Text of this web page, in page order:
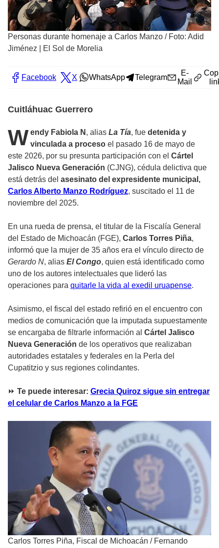
Personas durante homenaje a Carlos Manzo / Foto: Adid
Jiménez | El Sol de Morelia
Facebook X WhatsApp Telegram
E-
Mail
Cuitláhuac Guerrero
W endy Fabiola N , alias La Tía, fue detenida y
vinculada a proceso el pasado 16 de mayo de
este 2026, por su presunta participación con el Cártel
Jalisco Nueva Generación (CJNG), cédula delictiva que
está detrás del asesinato del expresidente municipal,
Carlos Alberto Manzo Rodríguez, suscitado el 11 de
noviembre del 2025.
En una rueda de prensa, el titular de la Fiscalía General
del Estado de Michoacán (FGE), Carlos Torres Piña,
informó que la mujer de 35 años era el vínculo directo de
Gerardo N, alias El Congo, quien está identificado como
uno de los autores intelectuales que lideró las
operaciones para quitarle la vida al exedil uruapense.
Asimismo, el fiscal del estado refirió en el encuentro con
medios de comunicación que la imputada supuestamente
se encargaba de filtrarle información al Cártel Jalisco
Nueva Generación de los operativos que realizaban
autoridades estatales y federales en la Perla del
Cupatitzio y sus regiones colindantes.
⏩ Te puede interesar: Grecia Quiroz sigue sin entregar
el celular de Carlos Manzo a la FGE
Carlos Torres Piña, Fiscal de Michoacán / Fernando